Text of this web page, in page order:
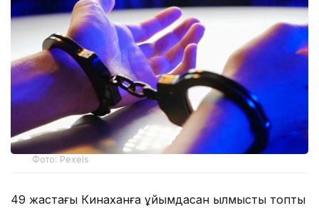
Фото: Pexels
49 жастағы Кинаханға ұйымдасқан қылмыстық топты